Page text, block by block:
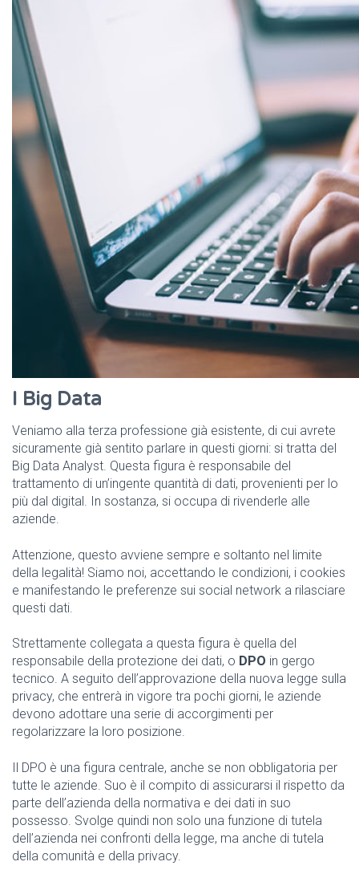
I Big Data
Veniamo alla terza professione già esistente, di cui avrete
sicuramente già sentito parlare in questi giorni: si tratta del
Big Data Analyst. Questa figura è responsabile del
trattamento di un’ingente quantità di dati, provenienti per lo
più dal digital. In sostanza, si occupa di rivenderle alle
aziende.
Attenzione, questo avviene sempre e soltanto nel limite
della legalità! Siamo noi, accettando le condizioni, i cookies
e manifestando le preferenze sui social network a rilasciare
questi dati.
Strettamente collegata a questa figura è quella del
responsabile della protezione dei dati, o DPO in gergo
tecnico. A seguito dell’approvazione della nuova legge sulla
privacy, che entrerà in vigore tra pochi giorni, le aziende
devono adottare una serie di accorgimenti per
regolarizzare la loro posizione.
Il DPO è una figura centrale, anche se non obbligatoria per
tutte le aziende. Suo è il compito di assicurarsi il rispetto da
parte dell’azienda della normativa e dei dati in suo
possesso. Svolge quindi non solo una funzione di tutela
dell’azienda nei confronti della legge, ma anche di tutela
della comunità e della privacy.